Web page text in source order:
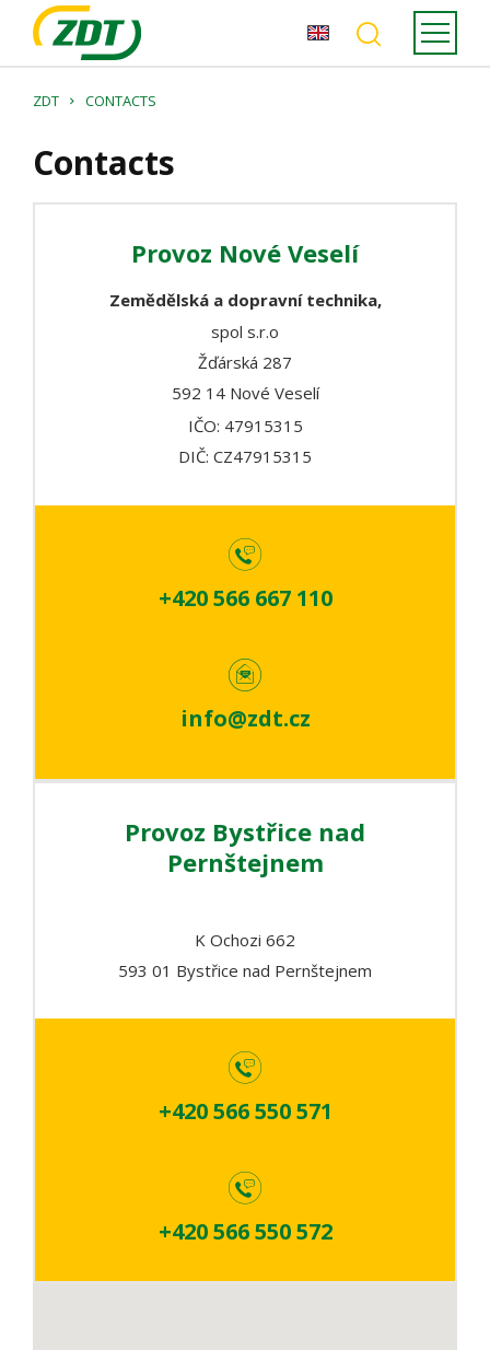
ZDT CONTACTS
Contacts
Provoz Nové Veselí
Zemědělská a dopravní technika,
spol s.r.o
Žďárská 287
592 14 Nové Veselí
IČO: 47915315
DIČ: CZ47915315
+420 566 667 110
info@zdt.cz
Provoz Bystřice nad
Pernštejnem
K Ochozi 662
593 01 Bystřice nad Pernštejnem
+420 566 550 571
+420 566 550 572